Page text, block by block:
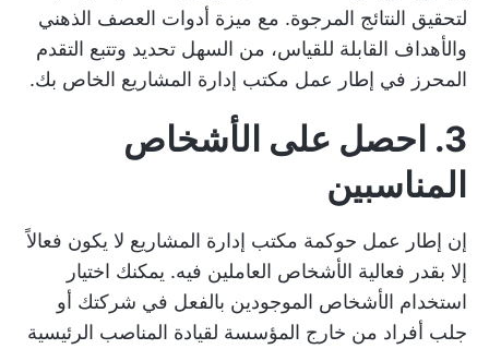
لتحقيق النتائج المرجوة. مع ميزة أدوات العصف الذهني
والأهداف القابلة للقياس، من السهل تحديد وتتبع التقدم
المحرز في إطار عمل مكتب إدارة المشاريع الخاص بك.
3. احصل على الأشخاص
المناسبين
إن إطار عمل حوكمة مكتب إدارة المشاريع لا يكون فعالاً
إلا بقدر فعالية الأشخاص العاملين فيه. يمكنك اختيار
استخدام الأشخاص الموجودين بالفعل في شركتك أو
جلب أفراد من خارج المؤسسة لقيادة المناصب الرئيسية